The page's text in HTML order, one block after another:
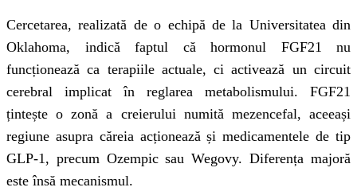
Cercetarea, realizată de o echipă de la Universitatea din
Oklahoma, indică faptul că hormonul FGF21 nu
funcționează ca terapiile actuale, ci activează un circuit
cerebral implicat în reglarea metabolismului. FGF21
țintește o zonă a creierului numită mezencefal, aceeași
regiune asupra căreia acționează și medicamentele de tip
GLP-1, precum Ozempic sau Wegovy. Diferența majoră
este însă mecanismul.